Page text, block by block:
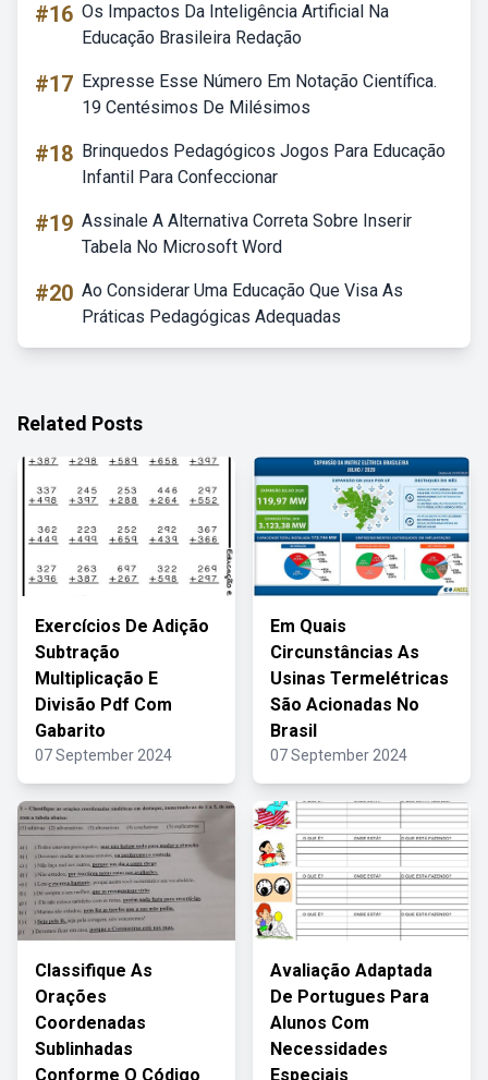
#16 Os Impactos Da Inteligência Artificial Na
Educação Brasileira Redação
#17 Expresse Esse Número Em Notação Científica.
19 Centésimos De Milésimos
#18 Brinquedos Pedagógicos Jogos Para Educação
Infantil Para Confeccionar
#19 Assinale A Alternativa Correta Sobre Inserir
Tabela No Microsoft Word
#20 Ao Considerar Uma Educação Que Visa As
Práticas Pedagógicas Adequadas
Related Posts
Exercícios De Adição
Subtração
Multiplicação E
Divisão Pdf Com
Gabarito
07 September 2024
Em Quais
Circunstâncias As
Usinas Termelétricas
São Acionadas No
Brasil
07 September 2024
Classifique As
Orações
Coordenadas
Sublinhadas
Conforme O Código
Avaliação Adaptada
De Portugues Para
Alunos Com
Necessidades
Especiais